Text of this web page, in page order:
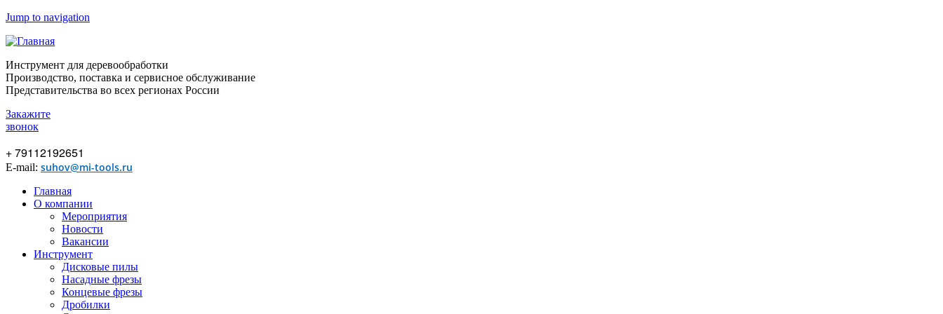
Jump to navigation
Инструмент для деревообработки
Производство, поставка и сервисное обслуживание
Представительства во всех регионах России
Закажите
звонок
+ 79112192651
E-mail: suhov@mi-tools.ru
Главная
О компании
Мероприятия
Новости
Вакансии
Инструмент
Дисковые пилы
Насадные фрезы
Концевые фрезы
Дробилки